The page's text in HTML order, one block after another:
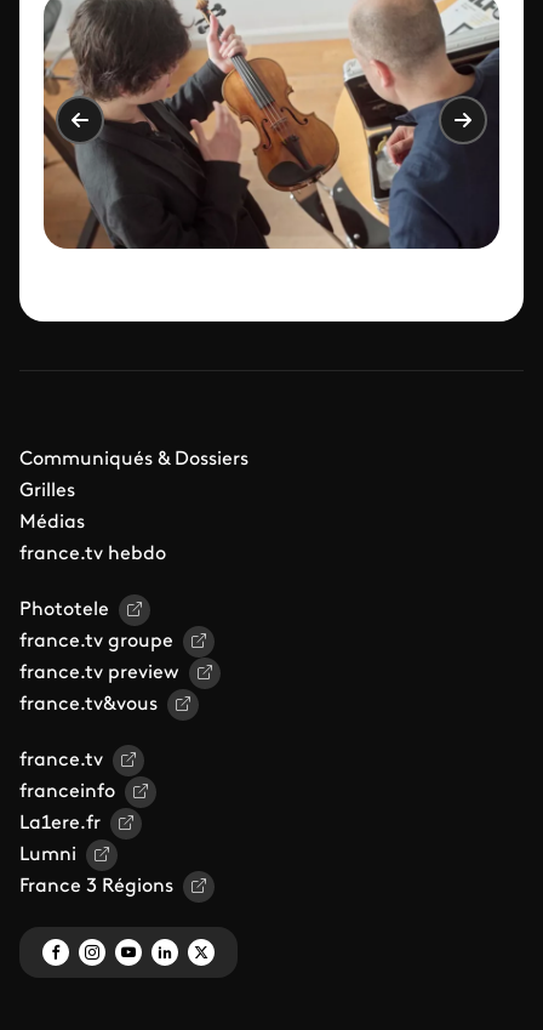
Communiqués & Dossiers
Grilles
Médias
france.tv hebdo
Phototele
france.tv groupe
france.tv preview
france.tv&vous
france.tv
franceinfo
La1ere.fr
Lumni
France 3 Régions